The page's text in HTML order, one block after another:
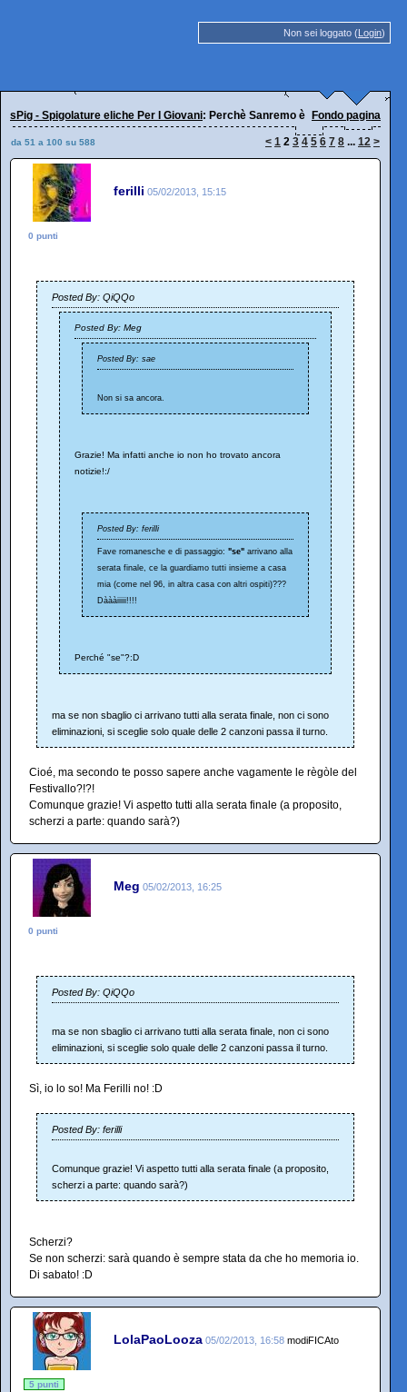
Non sei loggato (Login)
sPig - Spigolature eliche Per I Giovani: Perchè Sanremo è Sanremo
Fondo pagina
da 51 a 100 su 588 < 1 2 3 4 5 6 7 8 ... 12 >
ferilli 05/02/2013, 15:15
0 punti
Posted By: QiQQo
Posted By: Meg
Posted By: sae
Non si sa ancora.
Grazie! Ma infatti anche io non ho trovato ancora
notizie!:/
Posted By: ferilli
Fave romanesche e di passaggio: "se" arrivano alla
serata finale, ce la guardiamo tutti insieme a casa
mia (come nel 96, in altra casa con altri ospiti)???
Dàààiiiii!!!!
Perché "se"?:D
ma se non sbaglio ci arrivano tutti alla serata finale, non ci sono
eliminazioni, si sceglie solo quale delle 2 canzoni passa il turno.
Cioé, ma secondo te posso sapere anche vagamente le règòle del
Festivallo?!?!
Comunque grazie! Vi aspetto tutti alla serata finale (a proposito,
scherzi a parte: quando sarà?)
Meg 05/02/2013, 16:25
0 punti
Posted By: QiQQo
ma se non sbaglio ci arrivano tutti alla serata finale, non ci sono
eliminazioni, si sceglie solo quale delle 2 canzoni passa il turno.
Sì, io lo so! Ma Ferilli no! :D
Posted By: ferilli
Comunque grazie! Vi aspetto tutti alla serata finale (a proposito,
scherzi a parte: quando sarà?)
Scherzi?
Se non scherzi: sarà quando è sempre stata da che ho memoria io.
Di sabato! :D
LolaPaoLooza 05/02/2013, 16:58 modiFICAto
5 punti